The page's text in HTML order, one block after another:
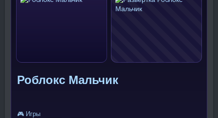
Роблокс Мальчик
🎮 Игры